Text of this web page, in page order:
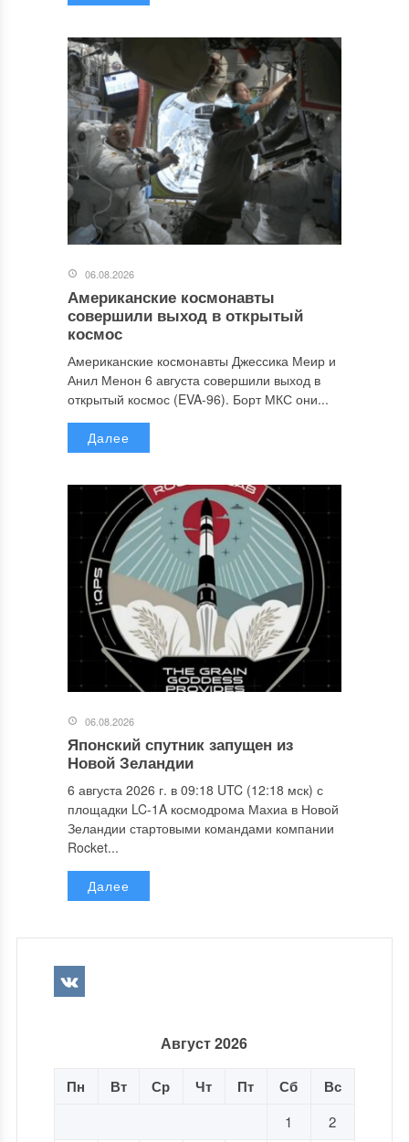
06.08.2026
Американские космонавты
совершили выход в открытый
космос
Американские космонавты Джессика Меир и
Анил Менон 6 августа совершили выход в
открытый космос (EVA-96). Борт МКС они...
Далее
06.08.2026
Японский спутник запущен из
Новой Зеландии
6 августа 2026 г. в 09:18 UTC (12:18 мск) с
площадки LC-1A космодрома Махиа в Новой
Зеландии стартовыми командами компании
Rocket...
Далее
Август 2026
Пн Вт Ср Чт Пт Сб Вс
1
2